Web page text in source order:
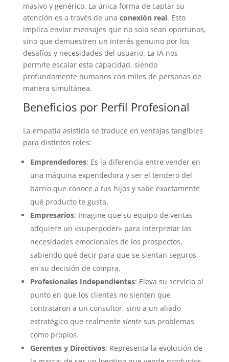
masivo y genérico. La única forma de captar su
atención es a través de una conexión real. Esto
implica enviar mensajes que no solo sean oportunos,
sino que demuestren un interés genuino por los
desafíos y necesidades del usuario. La IA nos
permite escalar esta capacidad, siendo
profundamente humanos con miles de personas de
manera simultánea.
Beneficios por Perfil Profesional
La empatía asistida se traduce en ventajas tangibles
para distintos roles:
Emprendedores: Es la diferencia entre vender en
una máquina expendedora y ser el tendero del
barrio que conoce a tus hijos y sabe exactamente
qué producto te gusta.
Empresarios: Imagine que su equipo de ventas
adquiere un «superpoder» para interpretar las
necesidades emocionales de los prospectos,
sabiendo qué decir para que se sientan seguros
en su decisión de compra.
Profesionales Independientes: Eleva su servicio al
punto en que los clientes no sienten que
contrataron a un consultor, sino a un aliado
estratégico que realmente sientesus problemas
como propios.
Gerentes y Directivos: Representa la evolución de